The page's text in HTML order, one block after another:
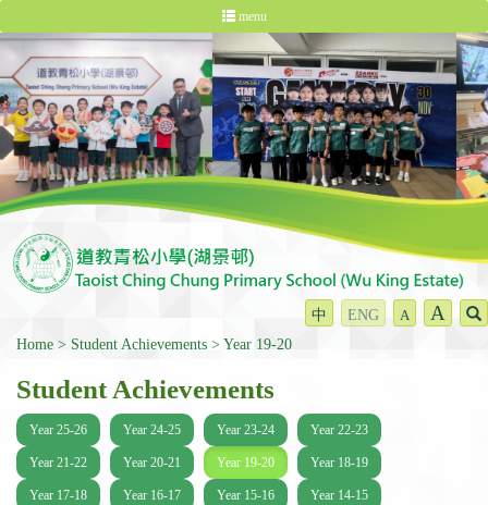
menu
中 ENG A A
Home Student Achievements Year 19-20
Student Achievements
Year 25-26 Year 24-25 Year 23-24 Year 22-23
Year 21-22 Year 20-21 Year 19-20 Year 18-19
Year 17-18 Year 16-17 Year 15-16 Year 14-15